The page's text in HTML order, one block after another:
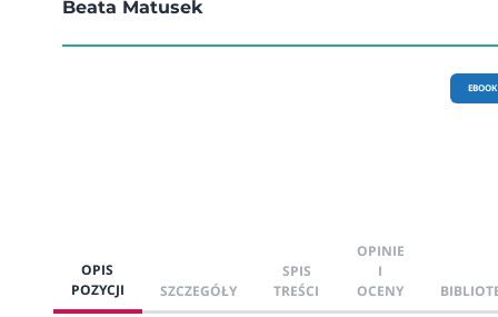
Beata Matusek
EBOOK
OPIS
POZYCJI
SZCZEGÓŁY
SPIS
TREŚCI
OPINIE
I
OCENY